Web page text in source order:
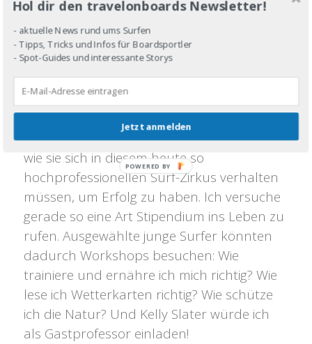
An was denkst du dabei genau?
Ich würde gerne eine Organisation, eine Art
Dachverband für die nicaraguanischen
Surfer gründen. In diesem Land gibt es so
wahnsinnig viele talentierte Surfer, nur
haben die wenig Ahnung und Erfahrung,
wie sie sich in diesem heute so
hochprofessionellen Surf-Zirkus verhalten
müssen, um Erfolg zu haben. Ich versuche
gerade so eine Art Stipendium ins Leben zu
rufen. Ausgewählte junge Surfer könnten
dadurch Workshops besuchen: Wie
trainiere und ernähre ich mich richtig? Wie
lese ich Wetterkarten richtig? Wie schütze
ich die Natur? Und Kelly Slater würde ich
als Gastprofessor einladen!
Hol dir den travelonboards Newsletter!
- aktuelle News rund ums Surfen
- Tipps, Tricks und Infos für Boardsportler
- Spot-Guides und interessante Storys
Jetzt anmelden